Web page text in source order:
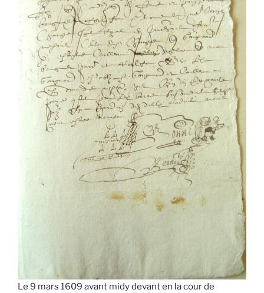
Le 9 mars 1609 avant midy devant en la cour de